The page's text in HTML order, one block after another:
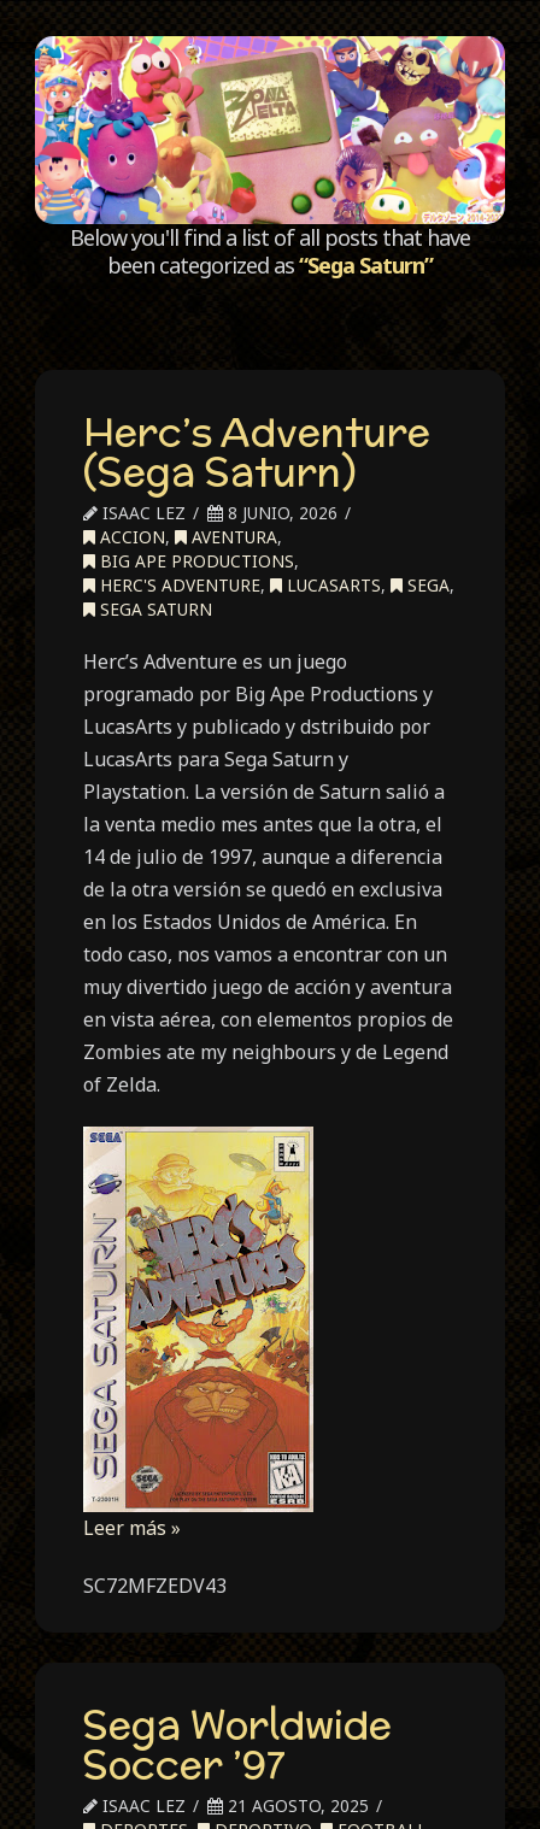
Below you'll find a list of all posts that have
been categorized as“Sega Saturn”
Herc’s Adventure
(Sega Saturn)
ISAAC LEZ
8 JUNIO, 2026
ACCION, AVENTURA,
BIG APE PRODUCTIONS,
HERC'S ADVENTURE, LUCASARTS, SEGA,
SEGA SATURN
Herc’s Adventure es un juego
programado por Big Ape Productions y
LucasArts y publicado y dstribuido por
LucasArts para Sega Saturn y
Playstation. La versión de Saturn salió a
la venta medio mes antes que la otra, el
14 de julio de 1997, aunque a diferencia
de la otra versión se quedó en exclusiva
en los Estados Unidos de América. En
todo caso, nos vamos a encontrar con un
muy divertido juego de acción y aventura
en vista aérea, con elementos propios de
Zombies ate my neighbours y de Legend
of Zelda.
Leer más »
SC72MFZEDV43
Sega Worldwide
Soccer ’97
ISAAC LEZ
21 AGOSTO, 2025